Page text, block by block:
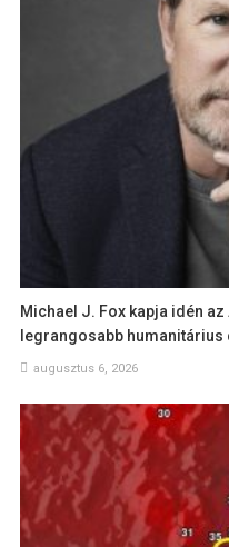
Michael J. Fox kapja idén
legrangosabb humanitárius
augusztus 6, 2026